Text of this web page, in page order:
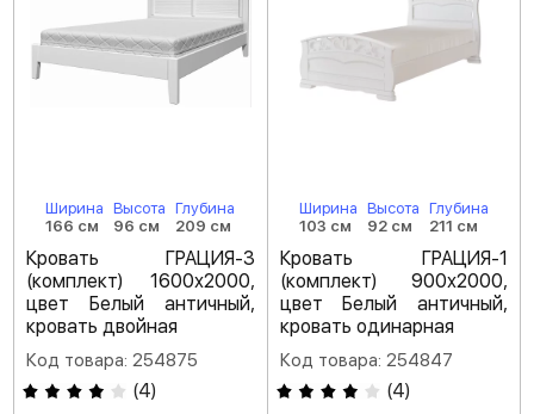
Ширина
166 см
Высота
96 см
Глубина
209 см
Кровать ГРАЦИЯ-3
(комплект) 1600х2000,
цвет Белый античный,
кровать двойная
Код товара: 254875
(4)
Ширина
103 см
Высота
92 см
Глубина
211 см
Кровать ГРАЦИЯ-1
(комплект) 900х2000,
цвет Белый античный,
кровать одинарная
Код товара: 254847
(4)